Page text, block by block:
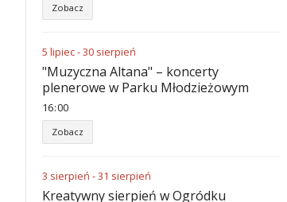
Zobacz
5 lipiec-30 sierpień
"Muzyczna Altana" – koncerty
plenerowe w Parku Młodzieżowym
16:00
Zobacz
3 sierpień -31 sierpień
Kreatywny sierpień w Ogródku